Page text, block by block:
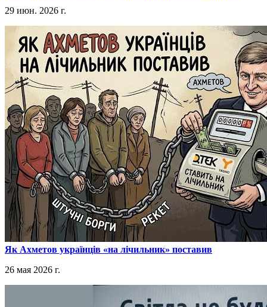
29 июн. 2026 г.
​Як Ахметов українців «на лічильник» поставив
26 мая 2026 г.